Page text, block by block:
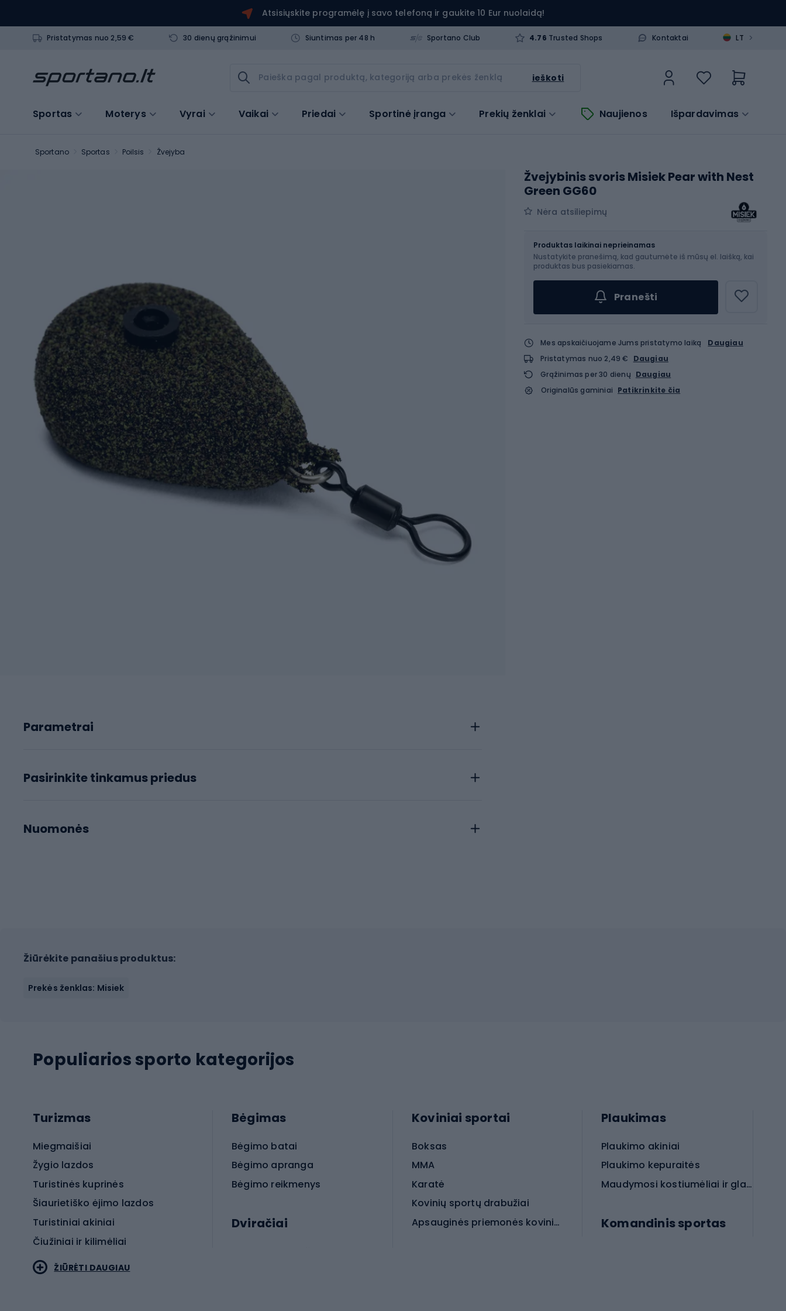
Atsisiųskite programėlę į savo telefoną ir gaukite 10 Eur nuolaidą!
Pristatymas nuo 2,59 € 30 dienų grąžinimui Siuntimas per 48 h Sportano Club 4.76 Trusted Shops Kontaktai LT >
ieškoti
Sportas Moterys Vyrai Vaikai Priedai Sportinė įranga Prekių ženklai Naujienos Išpardavimas
Sportano Sportas Poilsis Žvejyba
Parametrai
Pasirinkite tinkamus priedus
Nuomonės
Žvejybinis svoris Misiek Pear with Nest
Green GG60
Nėra atsiliepimų
Pasirinkite dydį...
Produktas laikinai neprieinamas
Nustatykite pranešimą, kad gautumėte iš mūsų el. laišką, kai
produktas bus pasiekiamas.
Pranešti
Mes apskaičiuojame Jums pristatymo laiką
Daugiau
Pristatymas nuo 2,49 €
Daugiau
Grąžinimas per 30 dienų Daugiau
Originalūs gaminiai Patikrinkite čia
Žiūrėkite panašius produktus:
Prekės ženklas: Misiek
Populiarios sporto kategorijos
Turizmas
Miegmaišiai
Žygio lazdos
Turistinės kuprinės
Šiaurietiško ėjimo lazdos
Turistiniai akiniai
Čiužiniai ir kilimėliai
Bėgimas
Bėgimo batai
Bėgimo apranga
Bėgimo reikmenys
Dviračiai
Koviniai sportai
Boksas
MMA
Karatė
Kovinių sportų drabužiai
Apsauginės priemonės koviniam sportui
Plaukimas
Plaukimo akiniai
Plaukimo kepuraitės
Maudymosi kostiumėliai ir glaudės
Komandinis sportas
ŽIŪRĖTI DAUGIAU